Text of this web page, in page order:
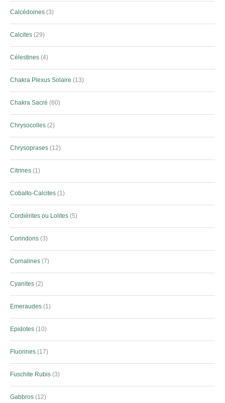
Calcédoines 3
Calcites 29
Célestines 4
Chakra Plexus Solaire 13
Chakra Sacré 60
Chrysocolles 2
Chrysoprases 12
Citrines 1
Cobalto-Calcites 1
Cordiérites ou Lolites 5
Corindons 3
Cornalines 7
Cyanites 2
Emeraudes 1
Epidotes 10
Fluorines 17
Fuschite Rubis 3
Gabbros 12